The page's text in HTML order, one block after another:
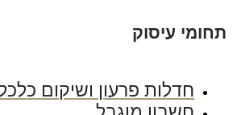
עיסוק
חדלות פרעון ושיקום כלכלי